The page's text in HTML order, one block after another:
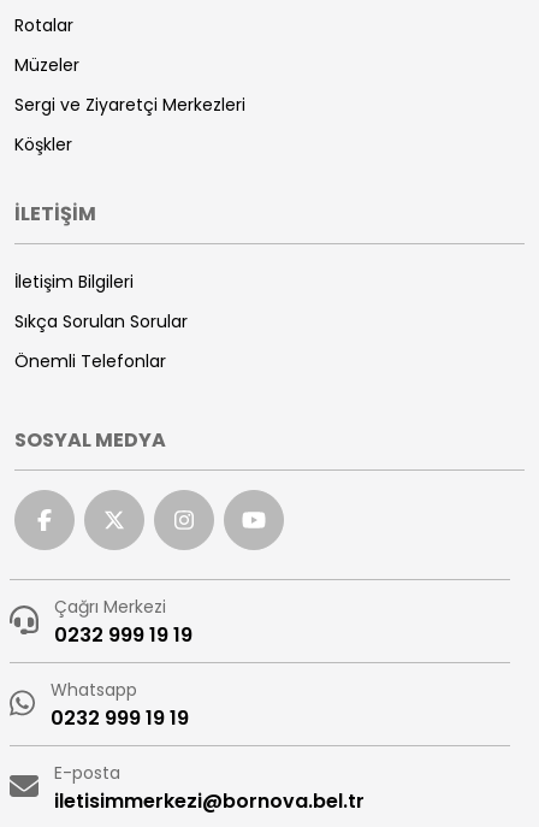
Rotalar
Müzeler
Sergi ve Ziyaretçi Merkezleri
Köşkler
İLETİŞİM
İletişim Bilgileri
Sıkça Sorulan Sorular
Önemli Telefonlar
SOSYAL MEDYA
Çağrı Merkezi
0232 999 19 19
Whatsapp
0232 999 19 19
E-posta
iletisimmerkezi@bornova.bel.tr